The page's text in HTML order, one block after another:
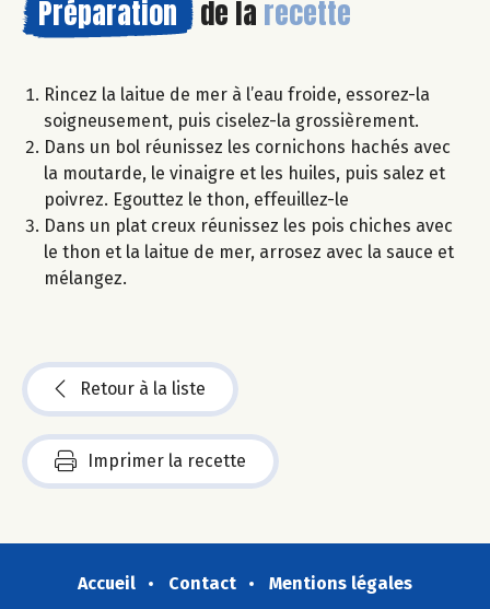
Préparation de la recette
Rincez la laitue de mer à l’eau froide, essorez-la
soigneusement, puis ciselez-la grossièrement.
Dans un bol réunissez les cornichons hachés avec
la moutarde, le vinaigre et les huiles, puis salez et
poivrez. Egouttez le thon, effeuillez-le
Dans un plat creux réunissez les pois chiches avec
le thon et la laitue de mer, arrosez avec la sauce et
mélangez.
Retour à la liste
Imprimer la recette
Accueil Contact
Mentions légales